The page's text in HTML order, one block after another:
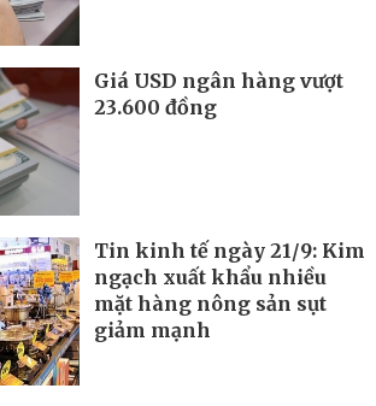
Giá USD ngân hàng vượt
23.600 đồng
Tin kinh tế ngày 21/9: Kim
ngạch xuất khẩu nhiều
mặt hàng nông sản sụt
giảm mạnh